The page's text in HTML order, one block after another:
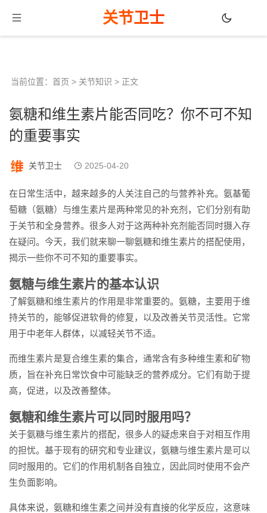
关节卫士
当前位置： 首页 > 关节知识 > 正文
氨糖和维生素片能否同吃？你不可不知
的重要事实
关节卫士 2025-04-20
在日常生活中，越来越多的人关注自己的与营养补充。氨基葡
萄糖（氨糖）与维生素片是两种常见的补充剂，它们分别有助
于关节和全身营养。很多人对于这两种补充剂能否同时摄入存
在疑问。今天，我们就来聊一聊氨糖和维生素片的搭配使用，
揭示一些你不可不知的重要事实。
氨糖与维生素片的基本认识
了解氨糖和维生素片的作用是非常重要的。氨糖，主要用于维
持关节的，能够促进软骨的修复，以及改善关节灵活性。它常
用于中老年人群体，以减轻关节不适。
而维生素片是复合维生素的集合，通常含有多种维生素和矿物
质，旨在补充日常饮食中可能缺乏的营养成分。它们有助于提
高，促进，以及改善整体。
氨糖和维生素片可以同时服用吗？
关于氨糖与维生素片的搭配，很多人的疑虑来自于对相互作用
的担忧。基于现有的研究和专业建议，氨糖与维生素片是可以
同时服用的。它们的作用机制各自独立，因此同时使用不会产
生负面影响。
具体来说，氨糖和维生素之间并没有直接的化学反应，这意味